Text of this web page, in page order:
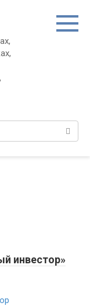
инвестор»